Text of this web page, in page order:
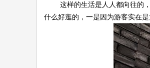
这样的生活是人人都向往的，
什么好逛的，一是因为游客实在